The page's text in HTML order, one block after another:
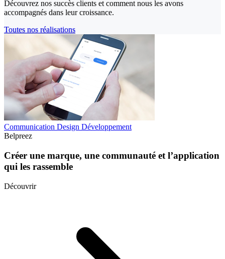
Découvrez nos succès clients et comment nous les avons
accompagnés dans leur croissance.
Toutes nos réalisations
Communication Design Développement
Belpreez
Créer une marque, une communauté et l’application
qui les rassemble
Découvrir